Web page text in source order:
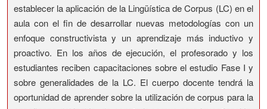
establecer la aplicación de la Lingüística de Corpus (LC) en el
aula con el fin de desarrollar nuevas metodologías con un
enfoque constructivista y un aprendizaje más inductivo y
proactivo. En los años de ejecución, el profesorado y los
estudiantes reciben capacitaciones sobre el estudio Fase I y
sobre generalidades de la LC. El cuerpo docente tendrá la
oportunidad de aprender sobre la utilización de corpus para la